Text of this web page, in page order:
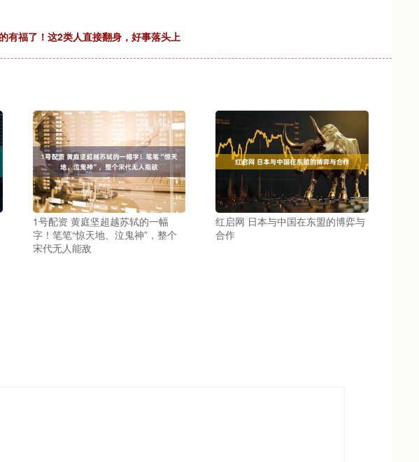
有福了！这2类人直接翻身，好事落头上
1号配资 黄庭坚超越苏轼的一幅
字！笔笔“惊天地、泣鬼神”，整个
宋代无人能敌
红启网 日本与中国在东盟的博弈与
合作